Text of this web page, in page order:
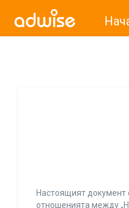
Настоящият документ
отношенията между